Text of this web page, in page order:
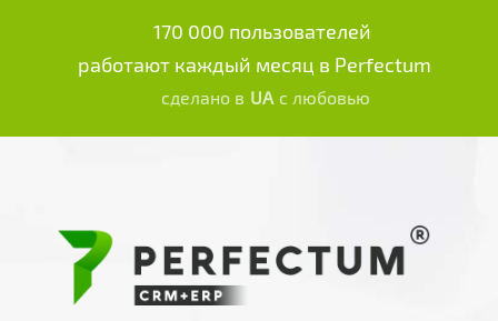
170 000 пользователей
работают каждый месяц в Perfectum
сделано в UA с любовью